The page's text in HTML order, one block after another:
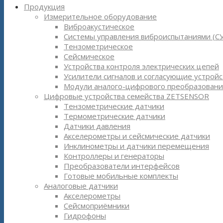
Продукция
Измерительное оборудование
Виброакустическое
Системы управления виброиспытаниями
Тензометрическое
Сейсмическое
Устройства контроля электрических цепей
Усилители сигналов и согласующие
Модули аналого-цифрового
Цифровые устройства семейства ZETSENSOR
Тензометрические датчики
Термометрические датчики
Датчики давления
Акселерометры и сейсмические датчики
Инклинометры и датчики перемещения
Контроллеры и генераторы
Преобразователи интерфейсов
Готовые мобильные комплекты
Аналоговые датчики
Акселерометры
Сейсмоприёмники
Гидрофоны